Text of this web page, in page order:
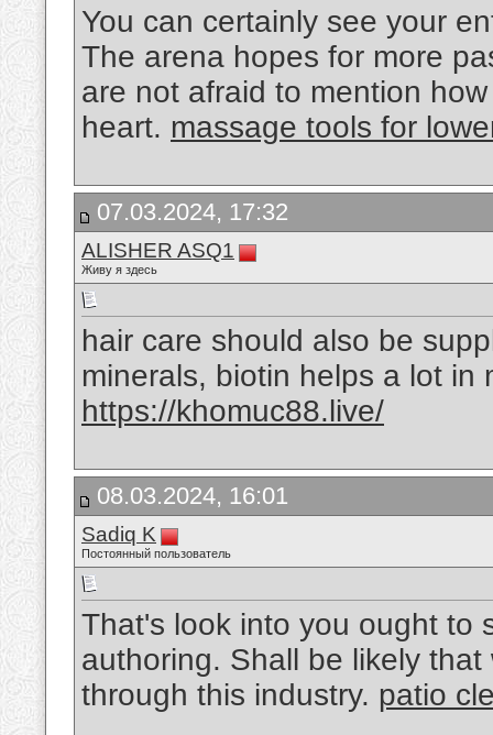
You can certainly see your
The arena hopes for more
are not afraid to mention
heart. massage tools for
07.03.2024, 17:32
ALISHER ASQ1
Живу я здесь
hair care should also be
minerals, biotin helps a lot in
https://khomuc88.live/
08.03.2024, 16:01
Sadiq K
Постоянный пользователь
That's look into you ought to
authoring. Shall be likely
through this industry. patio